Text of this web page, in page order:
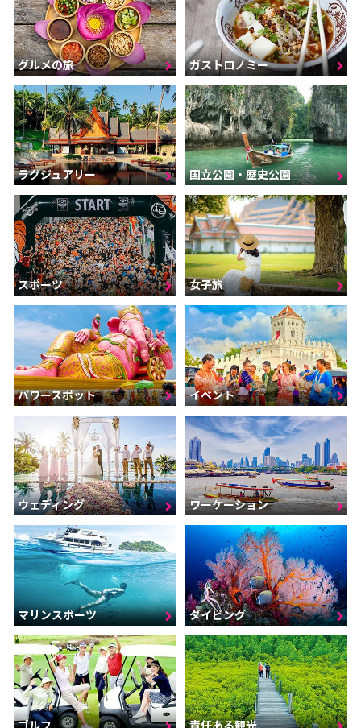
グルメの旅 ガストロノミー
ラグジュアリー 国立公園・歴史公園
スポーツ 女子旅
パワースポット イベント
ウェディング ワーケーション
マリンスポーツ ダイビング
ゴルフ 責任ある観光